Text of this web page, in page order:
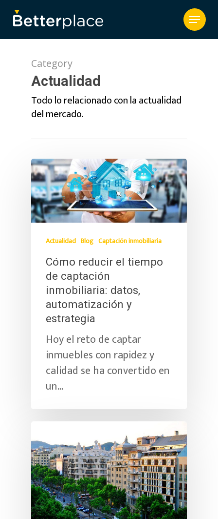
Category
Actualidad
Todo lo relacionado con la actualidad
del mercado.
Actualidad Blog Captación inmobiliaria
Cómo reducir el tiempo
de captación
inmobiliaria: datos,
automatización y
estrategia
Hoy el reto de captar
inmuebles con rapidez y
calidad se ha convertido en
un…